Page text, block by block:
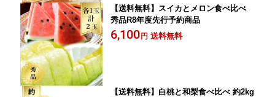
【送料無料】スイカとメロン食べ比べ
秀品R8年度先行予約商品
6,100 円 送料無料
【送料無料】白桃と和梨食べ比べ 約2kg